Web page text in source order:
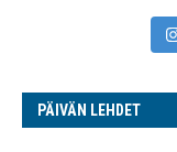
PÄI­VÄN LEHDET